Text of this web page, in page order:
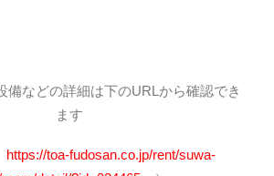
備などの詳細は下のURLから確認でき
ます
https://toa-fudosan.co.jp/rent/suwa-